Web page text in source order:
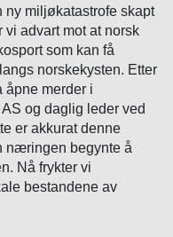
ny miljøkatastrofe skapt
advart mot at norsk
som kan få
norskekysten. Etter
åpne merder i
og daglig leder ved
er akkurat denne
næringen begynte å
Nå frykter vi
bestandene av